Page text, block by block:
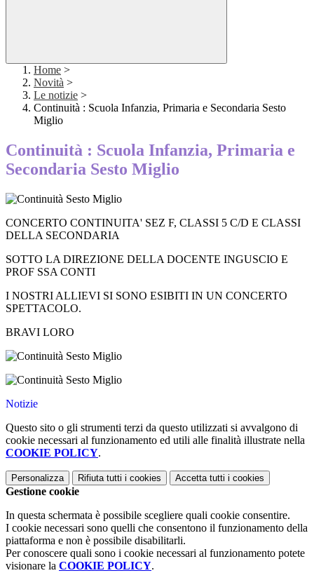
Home >
Novità >
Le notizie >
Continuità : Scuola Infanzia, Primaria e Secondaria Sesto
Miglio
Continuità : Scuola Infanzia, Primaria e
Secondaria Sesto Miglio
CONCERTO CONTINUITA' SEZ F, CLASSI 5 C/D E CLASSI
DELLA SECONDARIA
SOTTO LA DIREZIONE DELLA DOCENTE INGUSCIO E
PROF SSA CONTI
I NOSTRI ALLIEVI SI SONO ESIBITI IN UN CONCERTO
SPETTACOLO.
BRAVI LORO
Notizie
Questo sito o gli strumenti terzi da questo utilizzati si avvalgono di
cookie necessari al funzionamento ed utili alle finalità illustrate nella
COOKIE POLICY.
Personalizza Rifiuta tutti i cookies Accetta tutti i cookies
Gestione cookie
In questa schermata è possibile scegliere quali cookie consentire.
I cookie necessari sono quelli che consentono il funzionamento della
piattaforma e non è possibile disabilitarli.
Per conoscere quali sono i cookie necessari al funzionamento potete
visionare la COOKIE POLICY.